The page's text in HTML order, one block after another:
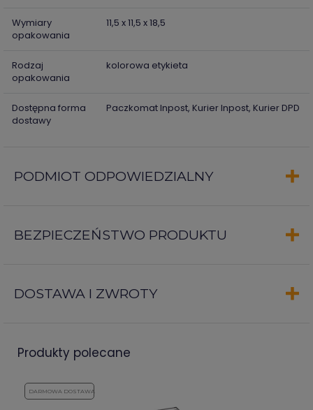
Wymiary
opakowania
11,5 x 11,5 x 18,5
Rodzaj
opakowania
kolorowa etykieta
Dostępna forma
dostawy
Paczkomat Inpost, Kurier Inpost, Kurier DPD
PODMIOT ODPOWIEDZIALNY
BEZPIECZEŃSTWO PRODUKTU
DOSTAWA I ZWROTY
produkty polecane
DARMOWA DOSTAWA